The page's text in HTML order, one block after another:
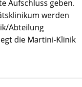
Aufschluss geben.
werden
Abteilung
die Martini-Klinik